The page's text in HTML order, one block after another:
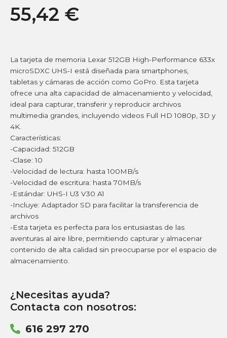
55,42 €
La tarjeta de memoria Lexar 512GB High-Performance 633x
microSDXC UHS-I está diseñada para smartphones,
tabletas y cámaras de acción como GoPro. Esta tarjeta
ofrece una alta capacidad de almacenamiento y velocidad,
ideal para capturar, transferir y reproducir archivos
multimedia grandes, incluyendo videos Full HD 1080p, 3D y
4K.
Características:
-Capacidad: 512GB
-Clase: 10
-Velocidad de lectura: hasta 100MB/s
-Velocidad de escritura: hasta 70MB/s
-Estándar: UHS-I U3 V30 A1
-Incluye: Adaptador SD para facilitar la transferencia de
archivos
-Esta tarjeta es perfecta para los entusiastas de las
aventuras al aire libre, permitiendo capturar y almacenar
contenido de alta calidad sin preocuparse por el espacio de
almacenamiento.
¿Necesitas ayuda?
Contacta con nosotros:
616 297 270